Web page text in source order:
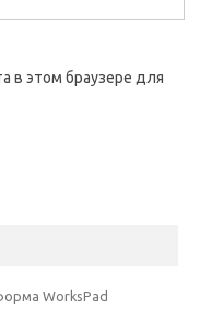
в этом браузере для
WorksPad